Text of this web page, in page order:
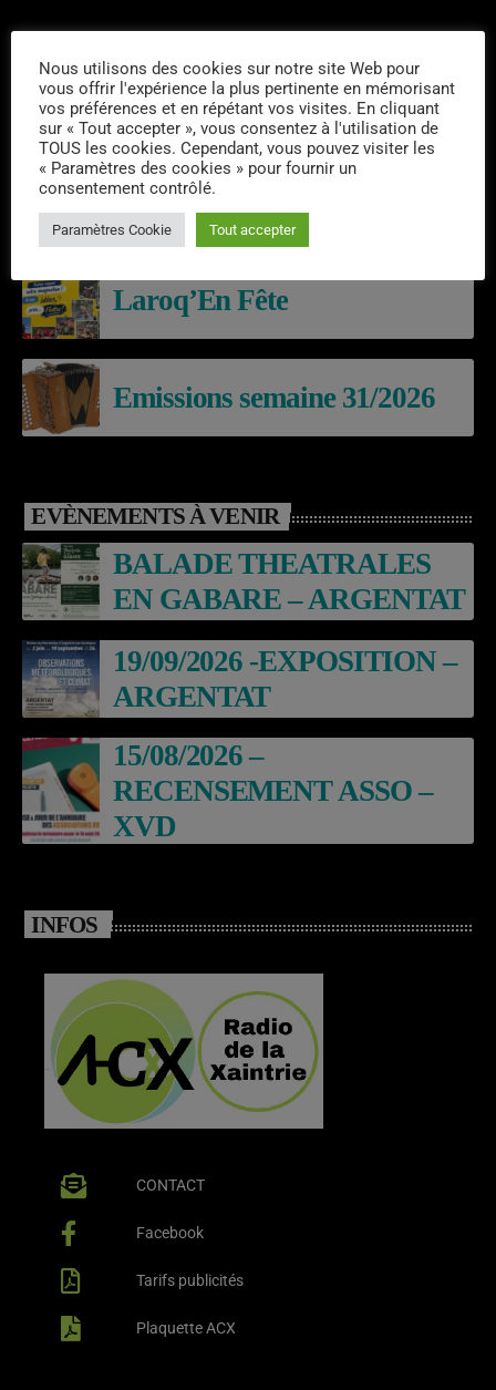
DERNIERS PODCASTS
Emissions semaine 32/2026
Laroq’En Fête
Emissions semaine 31/2026
EVÈNEMENTS À VENIR
BALADE THEATRALES
EN GABARE – ARGENTAT
19/09/2026 -EXPOSITION –
ARGENTAT
15/08/2026 –
RECENSEMENT ASSO –
XVD
INFOS
CONTACT
Facebook
Tarifs publicités
Plaquette ACX
Nous utilisons des cookies sur notre site Web pour
vous offrir l'expérience la plus pertinente en mémorisant
vos préférences et en répétant vos visites. En cliquant
sur « Tout accepter », vous consentez à l'utilisation de
TOUS les cookies. Cependant, vous pouvez visiter les
« Paramètres des cookies » pour fournir un
consentement contrôlé.
Paramètres Cookie Tout accepter